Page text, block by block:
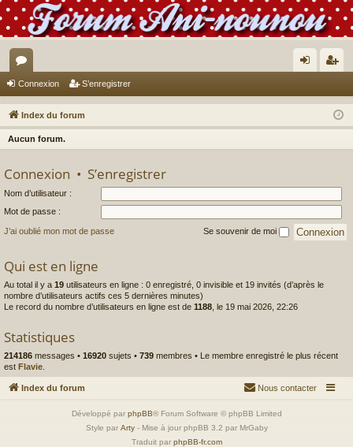
or
u
m
ne
xi
nr
eg
r
Connexion S’enregistrer
Index du forum
Aucun forum.
Connexion • S’enregistrer
Nom d’utilisateur :
Mot de passe :
J’ai oublié mon mot de passe Se souvenir de moi
Qui est en ligne
Au total il y a 19 utilisateurs en ligne : 0 enregistré, 0 invisible et 19 invités (d’après le
nombre d’utilisateurs actifs ces 5 dernières minutes)
Le record du nombre d’utilisateurs en ligne est de 1188 , le 19 mai 2026, 22:26
Statistiques
214186 messages • 16920 sujets • 739 membres • Le membre enregistré le plus récent
est Flavie
Index du forum Nous contacter
Développé par phpBB® Forum Software © phpBB Limited
Style par Arty- Mise à jour phpBB 3.2 par MrGaby
Traduit par phpBB-fr.com